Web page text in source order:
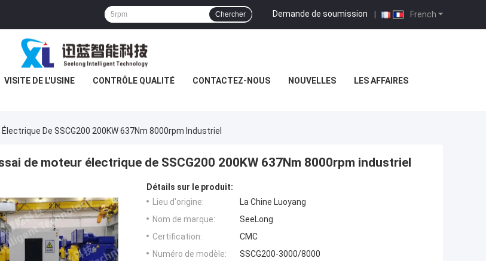
French
Demande de soumission |
Chercher
VISITE DE L'USINE CONTRÔLE QUALITÉ CONTACTEZ-NOUS NOUVELLES LES AFFAIRES
De SSCG200 200KW 637Nm 8000rpm Industriel
de moteur électrique de SSCG200 200KW 637Nm 8000rpm industriel
Détails sur le produit:
Lieu d'origine:
La Chine Luoyang
Nom de marque:
SeeLong
Certification:
CMC
Numéro de modèle:
SSCG200-3000/8000